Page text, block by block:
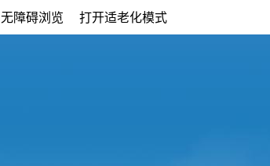
无障碍浏览 打开适老化模式